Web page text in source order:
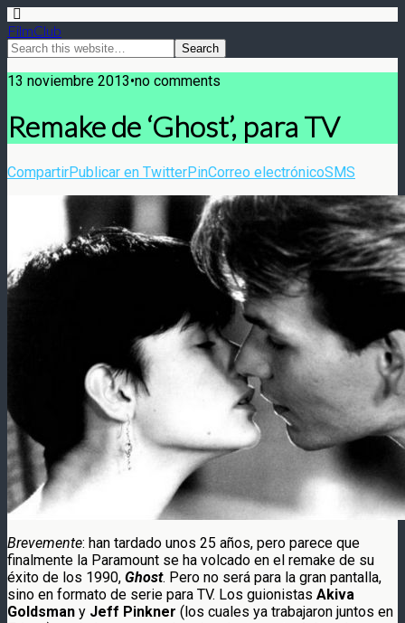
FilmClub
13 noviembre 2013•no comments
Remake de ‘Ghost’, para TV
CompartirPublicar en TwitterPinCorreo electrónicoSMS
Brevemente: han tardado unos 25 años, pero parece que
finalmente la Paramount se ha volcado en el remake de su
éxito de los 1990, Ghost. Pero no será para la gran pantalla,
sino en formato de serie para TV. Los guionistas Akiva
Goldsman y Jeff Pinkner (los cuales ya trabajaron juntos en